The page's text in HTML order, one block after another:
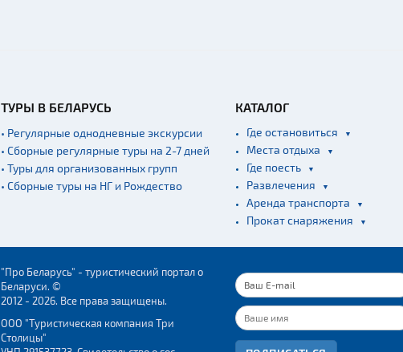
ТУРЫ В БЕЛАРУСЬ
• Регулярные однодневные экскурсии
• Сборные регулярные туры на 2-7 дней
• Туры для организованных групп
• Сборные туры на НГ и Рождество
КАТАЛОГ
Где остановиться
Места отдыха
Где поесть
Развлечения
Аренда транспорта
Прокат снаряжения
"Про Беларусь" - туристический портал о
Беларуси. ©
2012 - 2026. Все права защищены.
ООО "Туристическая компания Три
Столицы"